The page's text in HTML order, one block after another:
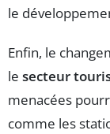
le
Enfin, le
le secteur
menacées
comme les